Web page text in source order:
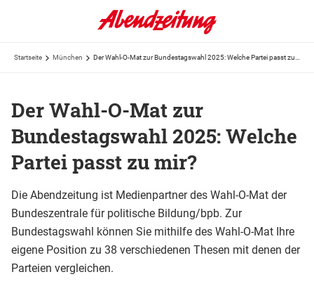
Startseite München
Der Wahl-O-Mat zur
Bundestagswahl 2025: Welche
Partei passt zu mir?
Die Abendzeitung ist Medienpartner des Wahl-O-Mat der
Bundeszentrale für politische Bildung/bpb. Zur
Bundestagswahl können Sie mithilfe des Wahl-O-Mat Ihre
eigene Position zu 38 verschiedenen Thesen mit denen der
Parteien vergleichen.